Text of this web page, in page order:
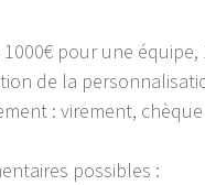
pour une
de la
: virement,
possibles :